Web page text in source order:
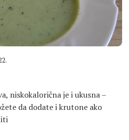
niskokalorična je i ukusna –
da dodate i krutone ako